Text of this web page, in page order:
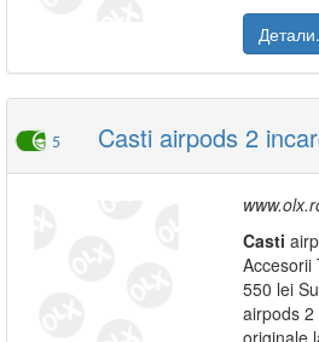
5 Casti airpods 2
Casti
Accesorii
550 lei
airpods
originale